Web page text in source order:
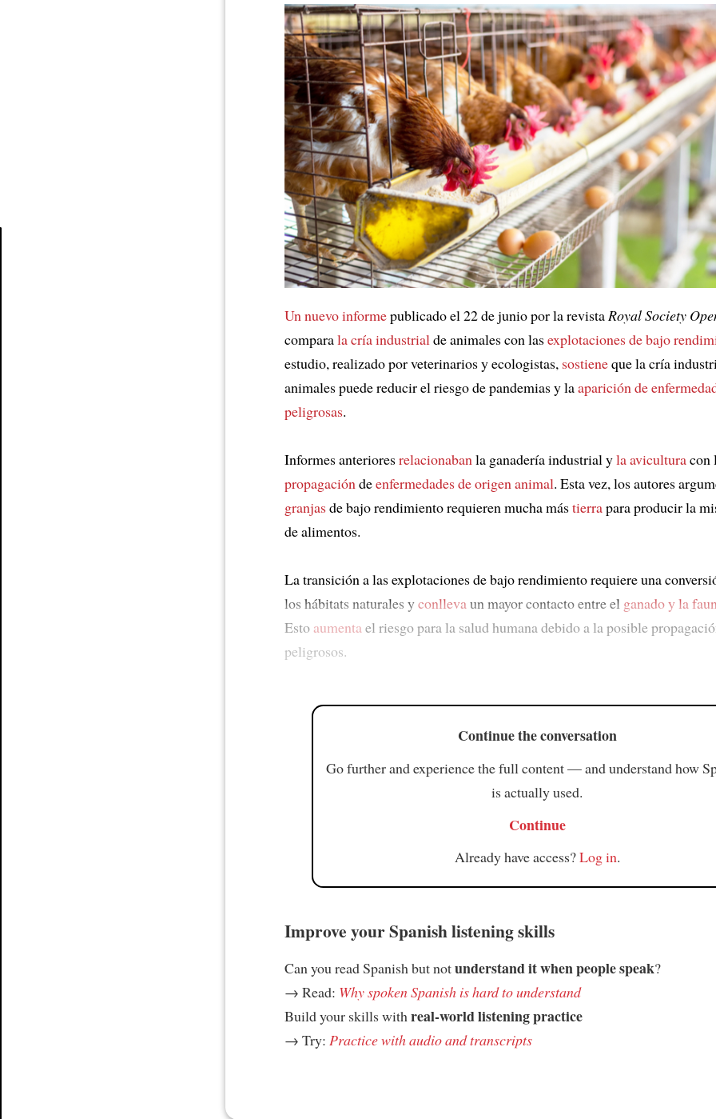
Un nuevo informepublicado el 22 de junio por la revistaRoyal Society
comparala cría industrialde animales con lasexplotaciones de bajo
estudio, realizado por veterinarios y ecologistas, sostieneque la cría
animales puede reducir el riesgo de pandemias y laaparición de
peligrosas.
Informes anterioresrelacionabanla ganadería industrial yla aviculturacon
propagacióndeenfermedades de origen animal. Esta vez, los autores
granjasde bajo rendimiento requieren mucha mástierrapara producir la
de alimentos.
La transición a las explotaciones de bajo rendimiento requiere una
los hábitats naturales yconllevaun mayor contacto entre el ganado y la
Esto aumentael riesgo para la salud humana debido a la posible
peligrosos.
Continue the conversation
Go further and experience the full content — and understand how
is actually used.
Continue
Already have access?Log in.
Improve your Spanish listening skills
Can you read Spanish but notunderstand it when people speak?
→ Read: Why spoken Spanish is hard to understand
Build your skills with real-world listening practice
→ Try: Practice with audio and transcripts